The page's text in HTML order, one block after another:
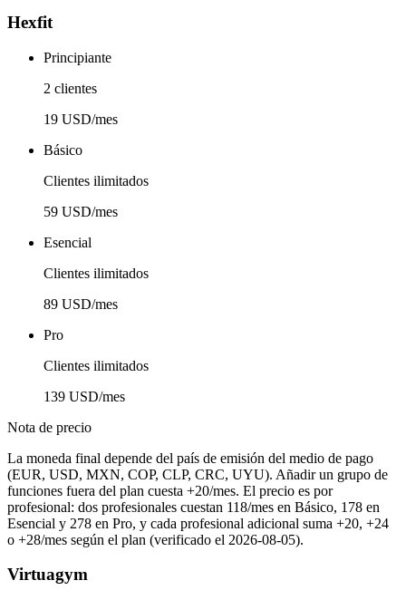
Hexfit
Principiante
2 clientes
19 USD/mes
Básico
Clientes ilimitados
59 USD/mes
Esencial
Clientes ilimitados
89 USD/mes
Pro
Clientes ilimitados
139 USD/mes
Nota de precio
La moneda final depende del país de emisión del medio de pago
(EUR, USD, MXN, COP, CLP, CRC, UYU). Añadir un grupo de
funciones fuera del plan cuesta +20/mes. El precio es por
profesional: dos profesionales cuestan 118/mes en Básico, 178 en
Esencial y 278 en Pro, y cada profesional adicional suma +20, +24
o +28/mes según el plan (verificado el 2026-08-05).
Virtuagym